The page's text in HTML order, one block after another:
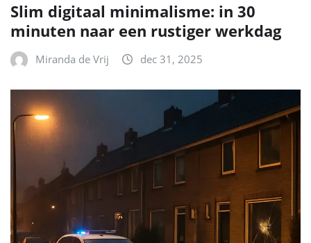
Slim digitaal minimalisme: in 30
minuten naar een rustiger werkdag
Miranda de Vrij dec 31, 2025